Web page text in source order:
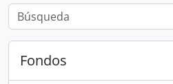
Fondos